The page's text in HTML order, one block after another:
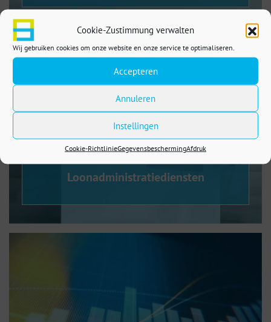
Cookie-Zustimmung verwalten
Wij gebruiken cookies om onze website en onze service te optimaliseren.
Accepteren
Annuleren
Instellingen
Cookie-RichtlinieGegevensbeschermingAfdruk
Loonadministratiediensten